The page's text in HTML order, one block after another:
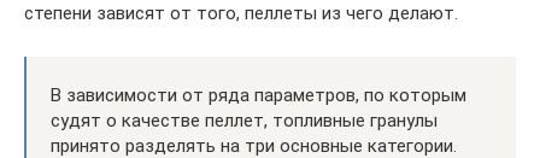
степени зависят от того, пеллеты из чего делают.
В зависимости от ряда параметров, по которым
судят о качестве пеллет, топливные гранулы
принято разделять на три основные категории.